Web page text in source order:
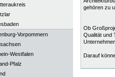
Vorpommern
Westfalen
Pfalz
gehören zu
Ob
Qualität und
Darauf